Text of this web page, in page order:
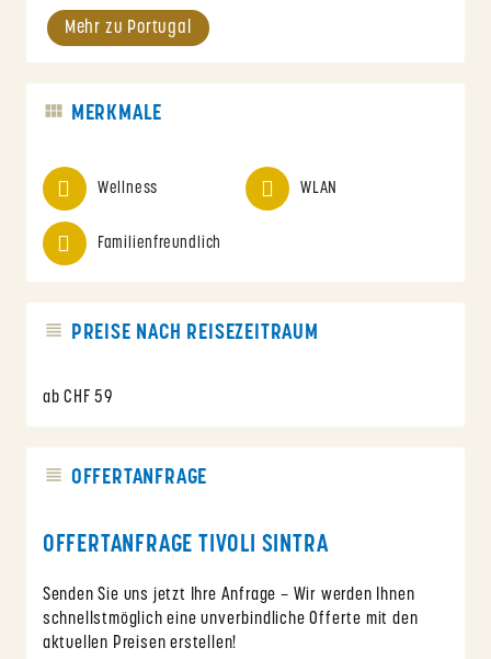
Mehr zu Portugal
MERKMALE
Wellness WLAN
Familienfreundlich
PREISE NACH REISEZEITRAUM
ab CHF 59
OFFERTANFRAGE
OFFERTANFRAGE TIVOLI SINTRA
Senden Sie uns jetzt Ihre Anfrage – Wir werden Ihnen
schnellstmöglich eine unverbindliche Offerte mit den
aktuellen Preisen erstellen!